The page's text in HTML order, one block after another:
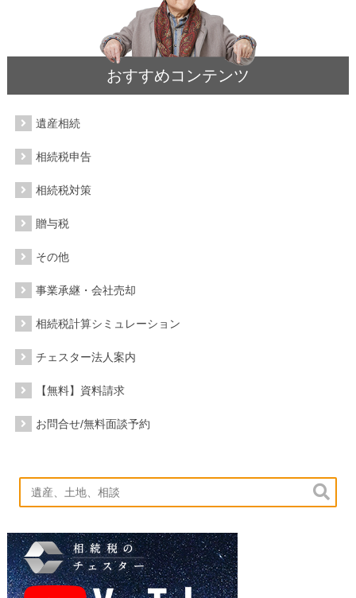
おすすめコンテンツ
遺産相続
相続税申告
相続税対策
贈与税
その他
事業承継・会社売却
相続税計算シミュレーション
チェスター法人案内
【無料】資料請求
お問合せ/無料面談予約
